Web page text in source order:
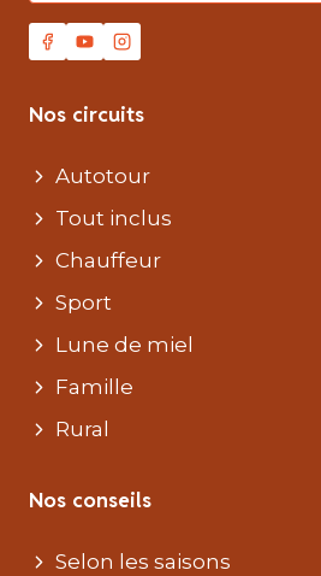
Nos circuits
Autotour
Tout inclus
Chauffeur
Sport
Lune de miel
Famille
Rural
Nos conseils
Selon les saisons